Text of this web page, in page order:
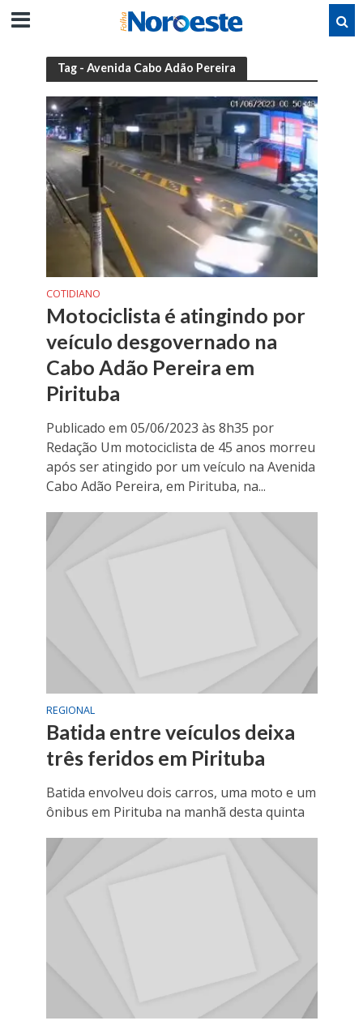
Tag - Avenida Cabo Adão Pereira
COTIDIANO
Motociclista é atingindo por
veículo desgovernado na
Cabo Adão Pereira em
Pirituba
Publicado em 05/06/2023 às 8h35 por
Redação Um motociclista de 45 anos morreu
após ser atingido por um veículo na Avenida
Cabo Adão Pereira, em Pirituba, na...
REGIONAL
Batida entre veículos deixa
três feridos em Pirituba
Batida envolveu dois carros, uma moto e um
ônibus em Pirituba na manhã desta quinta